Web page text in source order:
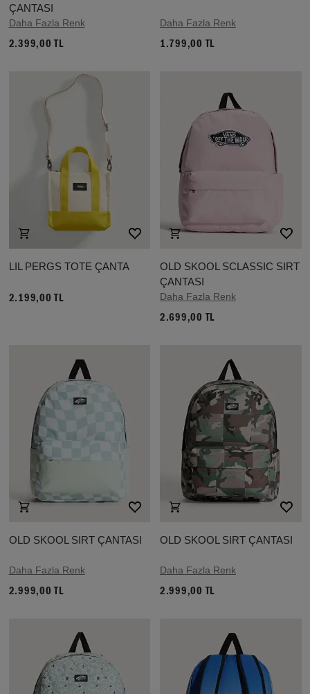
ÇANTASI
Daha Fazla Renk
2.399,00 TL
Daha Fazla Renk
1.799,00 TL
LIL PERGS TOTE ÇANTA
2.199,00 TL
OLD SKOOL SCLASSIC SIRT
ÇANTASI
Daha Fazla Renk
2.699,00 TL
OLD SKOOL SIRT ÇANTASI
Daha Fazla Renk
2.999,00 TL
OLD SKOOL SIRT ÇANTASI
Daha Fazla Renk
2.999,00 TL